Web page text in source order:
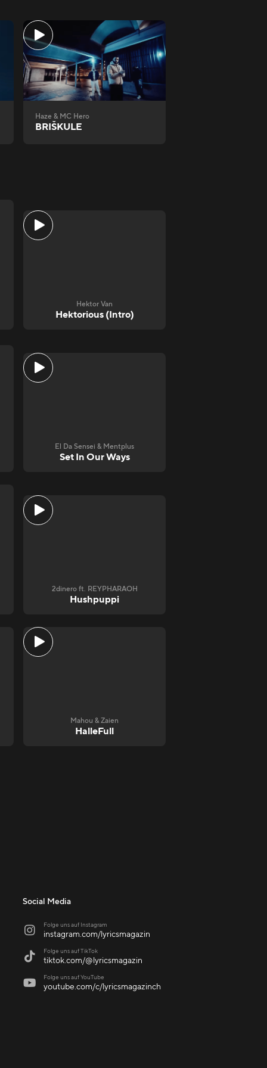
Haze & MC Hero
BRIŠKULE
Hektor Van
Hektorious (Intro)
El Da Sensei & Mentplus
Set In Our Ways
2dinero ft. REYPHARAOH
Hushpuppi
Mahou & Zaien
HalleFull
Social Media
 Folge uns auf Instagram
instagram.com/lyricsmagazin
 Folge uns auf TikTok
tiktok.com/@lyricsmagazin
 Folge uns auf YouTube
youtube.com/c/lyricsmagazinch